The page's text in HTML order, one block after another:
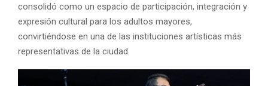
consolidó como un espacio de participación, integración y
expresión cultural para los adultos mayores,
convirtiéndose en una de las instituciones artísticas más
representativas de la ciudad.